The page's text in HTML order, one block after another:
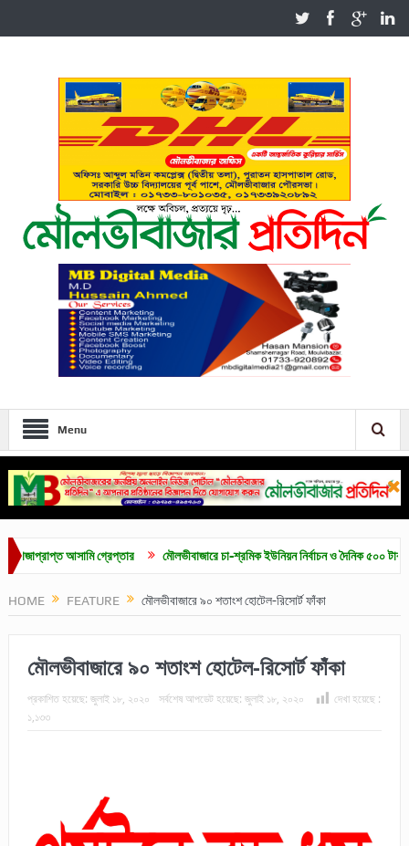
Menu
আসামি গ্রেপ্তার মৌলভীবাজারে চা-শ্রমিক ইউনিয়ন নির্বাচন ও দৈনিক ৫০০ টাকা মজুরির
HOME FEATURE মৌলভীবাজারে ৯০ শতাংশ হোটেল-রিসোর্ট ফাঁকা
মৌলভীবাজারে ৯০ শতাংশ হোটেল-রিসোর্ট ফাঁকা
প্রকাশিত হয়েছে: জুলাই ১৮, ২০২০ সর্বশেষ আপডেট হয়েছে: জুলাই ১৮, ২০২০
দেখা হয়েছে :
১,১৩৩